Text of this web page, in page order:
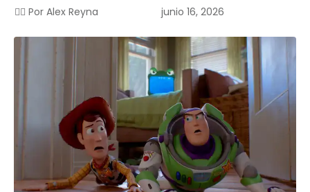
✍🏻 Por Alex Reyna junio 16, 2026